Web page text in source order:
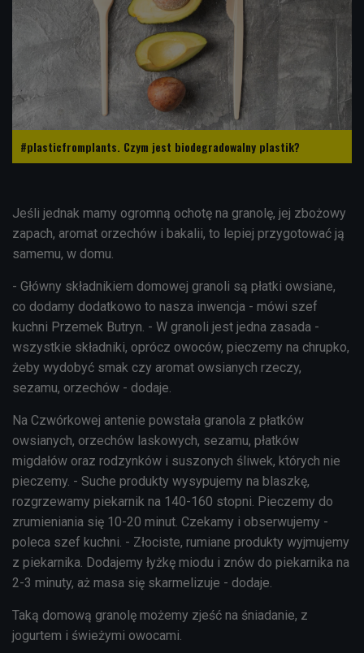
#plasticfromplants. Czym jest biodegradowalny plastik?
Jeśli jednak mamy ogromną ochotę na granolę, jej zbożowy
zapach, aromat orzechów i bakalii, to lepiej przygotować ją
samemu, w domu.
- Główny składnikiem domowej granoli są płatki owsiane,
co dodamy dodatkowo to nasza inwencja - mówi szef
kuchni Przemek Butryn. - W granoli jest jedna zasada -
wszystkie składniki, oprócz owoców, pieczemy na chrupko,
żeby wydobyć smak czy aromat owsianych rzeczy,
sezamu, orzechów - dodaje.
Na Czwórkowej antenie powstała granola z płatków
owsianych, orzechów laskowych, sezamu, płatków
migdałów oraz rodzynków i suszonych śliwek, których nie
pieczemy. - Suche produkty wysypujemy na blaszkę,
rozgrzewamy piekarnik na 140-160 stopni. Pieczemy do
zrumieniania się 10-20 minut. Czekamy i obserwujemy -
poleca szef kuchni. - Złociste, rumiane produkty wyjmujemy
z piekarnika. Dodajemy łyżkę miodu i znów do piekarnika na
2-3 minuty, aż masa się skarmelizuje - dodaje.
Taką domową granolę możemy zjeść na śniadanie, z
jogurtem i świeżymi owocami.